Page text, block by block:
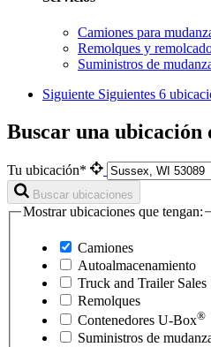
Camiones para
Remolques y
Suministros de
Siguiente Siguientes 6
Buscar una ubicación
Tu ubicación*
Buscar ubicaciones
Mostrar ubicaciones que tengan:
Camiones
Autoalmacenamiento
Truck and Trailer Sales
Remolques
Contenedores U-Box®
Suministros de